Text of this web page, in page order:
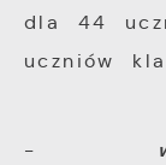
dla 44
uczniów
-